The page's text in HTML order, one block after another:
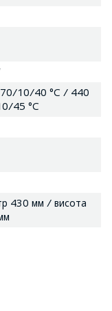
10/40 °С / 440
45 °С
430 мм / висота